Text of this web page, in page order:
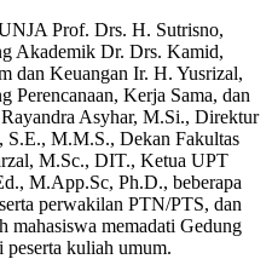
Prof. Drs. H. Sutrisno,
Akademik Dr. Drs. Kamid,
dan Keuangan Ir. H. Yusrizal,
Kerja Sama, dan
Asyhar, M.Si., Direktur
S.E., M.M.S., Dekan Fakultas
M.Sc., DIT., Ketua UPT
M.App.Sc, Ph.D., beberapa
perwakilan PTN/PTS, dan
mahasiswa memadati Gedung
kuliah umum.